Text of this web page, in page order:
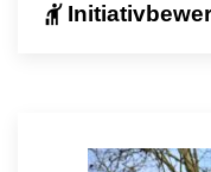
hail